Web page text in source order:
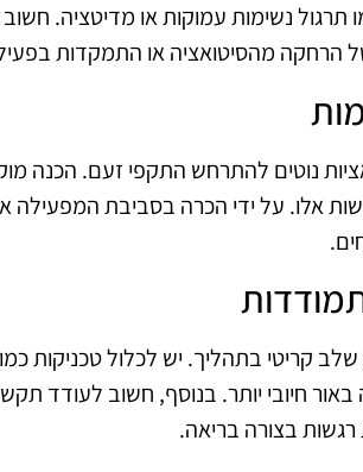
תרגול נשימות עמוקות או מדיטציה.
מהסיטואציה או התמקדות
נוטים להתרחש התקפי זעם. הכנה
אלו. על ידי הכרה בסביבת המפעילה
קריטי בתהליך. יש לכלול טכניקות
חיובי יותר. בנוסף, חשוב לעודד
בצורה בריאה.